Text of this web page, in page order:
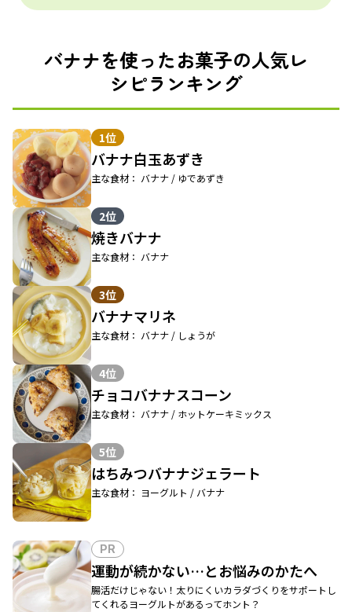
バナナを使ったお菓子の人気レ
シピランキング
1位
バナナ白玉あずき
主な食材： バナナ / ゆであずき
2位
焼きバナナ
主な食材： バナナ
3位
バナナマリネ
主な食材： バナナ / しょうが
4位
チョコバナナスコーン
主な食材： バナナ / ホットケーキミックス
5位
はちみつバナナジェラート
主な食材： ヨーグルト / バナナ
PR
運動が続かない…とお悩みのかたへ
腸活だけじゃない！太りにくいカラダづくりをサポートし
てくれるヨーグルトがあるってホント？